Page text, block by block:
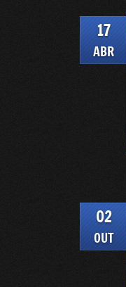
17
ABR
02
OUT